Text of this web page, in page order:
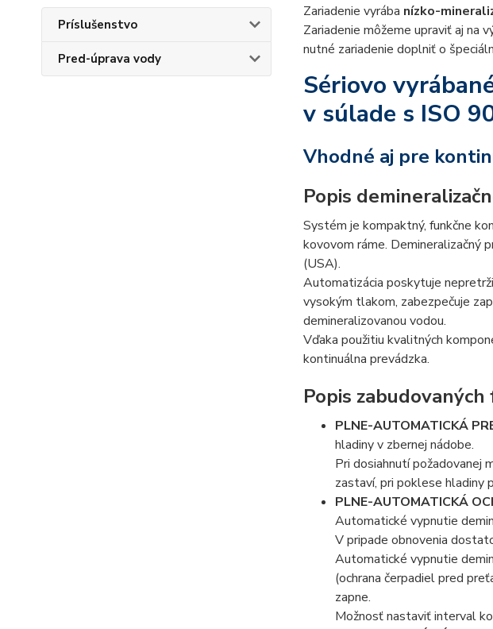
Príslušenstvo
Pred-úprava vody
Zariadenie vyrába nízko-
Zariadenie môžeme upraviť aj na
nutné zariadenie doplniť o
Sériovo
v súlade s ISO
Vhodné aj pre
Popis
Systém je kompaktný, funkčne
kovovom ráme. Demineralizačný
(USA).
Automatizácia poskytuje
vysokým tlakom, zabezpečuje
demineralizovanou vodou.
Vďaka použitiu kvalitných
kontinuálna prevádzka.
Popis zabudovaných
PLNE-AUTOMATICKÁ
hladiny v zbernej nádobe.
Pri dosiahnutí požadovanej
zastaví, pri poklese hladiny
PLNE-AUTOMATICKÁ
Automatické vypnutie
V pripade obnovenia
Automatické vypnutie
(ochrana čerpadiel pred
zapne.
Možnosť nastaviť interval